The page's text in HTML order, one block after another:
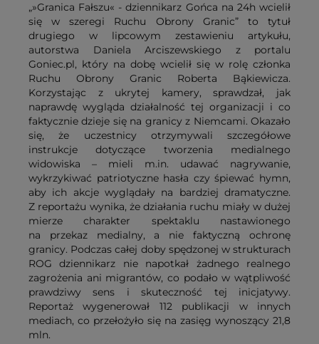
„»Granica Fałszu« - dziennikarz Gońca na 24h wcielił
się w szeregi Ruchu Obrony Granic” to tytuł
drugiego w lipcowym zestawieniu artykułu,
autorstwa Daniela Arciszewskiego z portalu
Goniec.pl, który na dobę wcielił się w rolę członka
Ruchu Obrony Granic Roberta Bąkiewicza.
Korzystając z ukrytej kamery, sprawdzał, jak
naprawdę wygląda działalność tej organizacji i co
faktycznie dzieje się na granicy z Niemcami. Okazało
się, że uczestnicy otrzymywali szczegółowe
instrukcje dotyczące tworzenia medialnego
widowiska – mieli m.in. udawać nagrywanie,
wykrzykiwać patriotyczne hasła czy śpiewać hymn,
aby ich akcje wyglądały na bardziej dramatyczne.
Z reportażu wynika, że działania ruchu miały w dużej
mierze charakter spektaklu nastawionego
na przekaz medialny, a nie faktyczną ochronę
granicy. Podczas całej doby spędzonej w strukturach
ROG dziennikarz nie napotkał żadnego realnego
zagrożenia ani migrantów, co podało w wątpliwość
prawdziwy sens i skuteczność tej inicjatywy.
Reportaż wygenerował 112 publikacji w innych
mediach, co przełożyło się na zasięg wynoszący 21,8
mln.